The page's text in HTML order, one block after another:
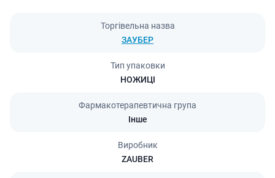
Торгівельна назва
ЗАУБЕР
Тип упаковки
НОЖИЦІ
Фармакотерапевтична група
Інше
Виробник
ZAUBER